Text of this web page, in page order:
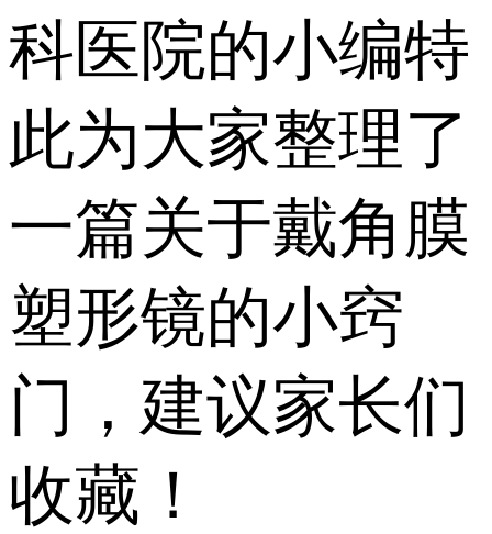
科医院的小编特
此为大家整理了
一篇关于戴角膜
塑形镜的小窍
门，建议家长们
收藏！